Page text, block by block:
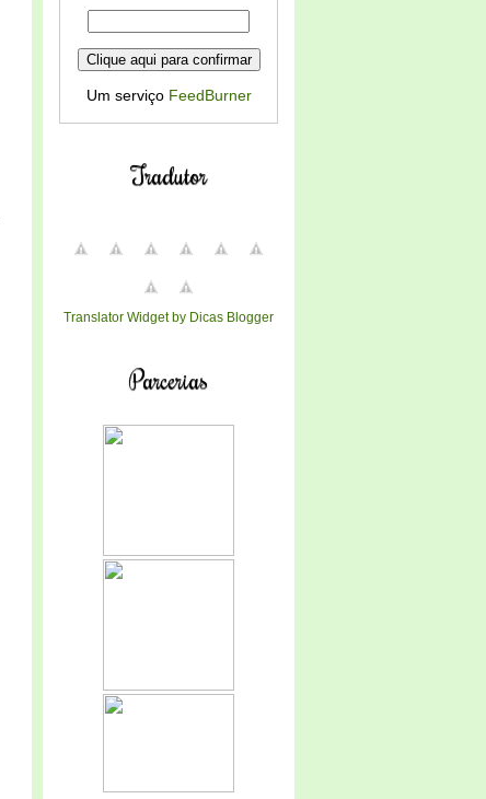
Um serviço FeedBurner
Tradutor
Translator Widget by Dicas Blogger
Parcerias